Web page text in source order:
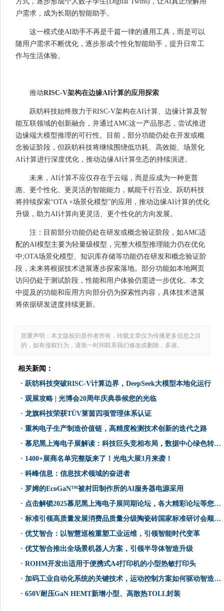
户需求，成为长期的智能助手。
这一模式使AI助手不再是千篇一律的通用工具，而是可以
随用户需求不断优化，逐步形成个性化智能助手，提升日常工
作与生活体验。
推动RISC-V架构在边缘AI计算的应用探索
跃昉科技始终致力于RISC-V架构在AI计算、边缘计算及智
能互联领域的创新融合，并通过AMC这一产品形态，尝试推进
边缘端大模型推理的可行性。目前，部分功能仍处在开发或概
念验证阶段，但跃昉科技将继续围绕低功耗、高效能、场景化
AI计算进行深度优化，推动边缘AI计算生态的持续演进。
未来，AI计算不应仅存在于云端，而是应成为一种更普
惠、更个性化、更灵活的智能能力，赋能千行百业。跃昉科技
将持续探索“OTA +场景化模型”的应用，推动边缘AI计算的优化
升级，助力AI计算向更灵活、更个性化的方向发展。
注：目前部分功能仍处在研发或概念验证阶段，如AMC适
配的AI模型主要为轻量级模型，完整大模型推理能力仍在优化
中;OTA场景化模型、知识库存储等功能仍在研发和概念验证阶
段，未来将根据技术进展逐步探索落地。部分功能如本地网页
访问仍处于测试阶段，性能和用户体验仍需进一步优化。本文
中提及的功能和应用方向部分仍为探索性内容，具体技术进展
将依据研发进度持续更新。
郑重声明：本文版权归原作者所有，转载文章仅为传播更多信息之目
的，如有侵权行为，请第一时间联系我们修改或删除，多谢。
相关新闻：
· 跃昉科技突破RISC-V计算边界，DeepSeek大模型本地化运行
· 观展攻略 | 光博会20周年庆典恭候您的光临
· 龙旗科技荣获TÜV莱茵四项管理体系认证
· 重构电子生产制造价值链，高精度检测技术创新的迭代之路
· ​慕尼黑上海电子展解读：科技巨头竞相布局，数据中心绿色转型势在必行
· 1400+展商名单完整版来了！光电大展3月来袭！
· 科峰信息：信息技术领域的奋进者
· 罗姆的EcoGaN™被村田制作所的AI服务器电源采用
· 点击解锁2025慕尼黑上海电子展同期论坛，各大精彩论坛等您赴约！
· 标准引领高质量发展消费品质量分级陶瓷砖国家标准研讨会顺利召开
· 优艾智合：以智慧巡检重塑工业运维，引领智能时代变革
· 优艾智合推出全场景机器人方案，引领半导体智造升级
· ROHM开发出适用于便携式A4打印机的小型热敏打印头
· 加码工业自动化系统的关键技术，运动控制方案如何驱动智造转型？
· 650V耐压GaN HEMT新增小型、高散热TOLL封装